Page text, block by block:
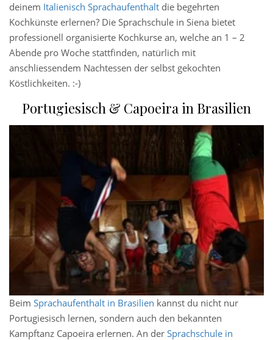
deinem Italienisch Sprachaufenthalt die begehrten
Kochkünste erlernen? Die Sprachschule in Siena bietet
professionell organisierte Kochkurse an, welche an 1 – 2
Abende pro Woche stattfinden, natürlich mit
anschliessendem Nachtessen der selbst gekochten
Köstlichkeiten. :-)
Portugiesisch & Capoeira in Brasilien
Beim Sprachaufenthalt in Brasilien kannst du nicht nur
Portugiesisch lernen, sondern auch den bekannten
Kampftanz Capoeira erlernen. An der Sprachschule in